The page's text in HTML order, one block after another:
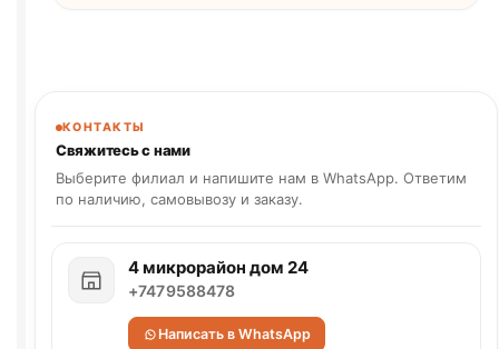
КОНТАКТЫ
Свяжитесь с нами
Выберите филиал и напишите нам в WhatsApp. Ответим
по наличию, самовывозу и заказу.
4 микрорайон дом 24
+7479588478
Написать в WhatsApp